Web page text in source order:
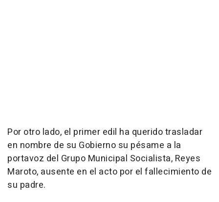
Por otro lado, el primer edil ha querido trasladar
en nombre de su Gobierno su pésame a la
portavoz del Grupo Municipal Socialista, Reyes
Maroto, ausente en el acto por el fallecimiento de
su padre.